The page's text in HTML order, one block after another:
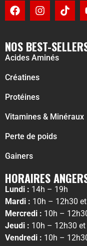
NOS BEST-
Acides Aminés
Créatines
Protéines
Vitamines & Minéraux
Perte de poids
Gainers
HORAIRES
Lundi : 14h – 19h
Mardi : 10h – 12h30
Mercredi : 10h –
Jeudi : 10h – 12h30
Vendredi : 10h –